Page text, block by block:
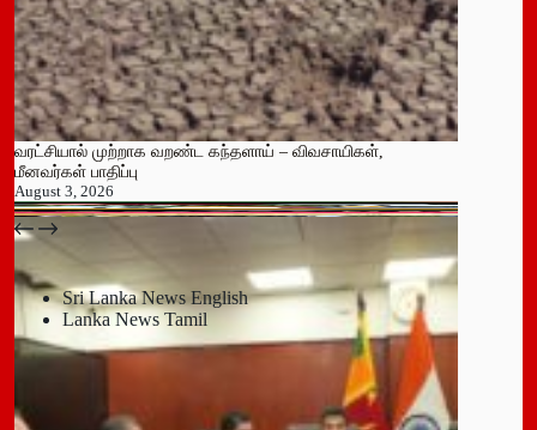
வரட்சியால் முற்றாக வறண்ட கந்தளாய் – விவசாயிகள்,
மீனவர்கள் பாதிப்பு
August 3, 2026
பதுளை மாநகர சபையின் NPP உறுப்பினர் திடீர் ராஜினாமா!
July 14, 2026
Sri Lanka News English
Lanka News Tamil